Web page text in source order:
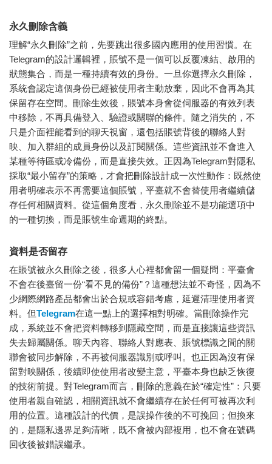
永久刪除含義
理解“永久刪除”之前，先要跳出很多國內應用的使用習慣。在
Telegram的設計邏輯裡，賬號不是一個可以反覆凍結、啟用的
狀態集合，而是一種持續有效的身份。一旦你選擇永久刪除，
系統會認定這個身份已經被使用者主動放棄，因此不會再為其
保留存在空間。刪除生效後，賬號本身會從伺服器的有效列表
中移除，不再具備登入、驗證或關聯的條件。隨之消失的，不
只是介面裡能看到的聊天視窗，還包括賬號背後的聯絡人對
映、加入群組的成員身份以及訂閱關係。這些資訊並不會進入
某種等待區或冷備份，而是直接失效。正因為Telegram對隱私
採取“最小留存”的策略，才會把刪除設計成一次性動作：既然使
用者明確表示不再需要這個賬號，平臺就不會替使用者繼續儲
存任何相關資料。從這個角度看，永久刪除並不是功能選項中
的一種切換，而是賬號生命週期的終點。
資料是否留存
在賬號被永久刪除之後，很多人心裡都會留一個疑問：平臺會
不會在後臺留一份“看不見的備份”？這種想法並不奇怪，因為不
少網際網路產品都會出於合規或容錯考慮，延遲清理使用者資
料。但Telegram在這一點上的選擇相對明確。當刪除操作完
成，系統並不會把資料轉移到隱藏空間，而是直接讓這些資訊
失去歸屬關係。聊天內容、聯絡人對應表、賬號標識之間的關
聯會被同步解除，不再被伺服器識別或呼叫。也正因為沒有保
留對映關係，後續即使使用者改變主意，平臺本身也缺乏恢復
的技術前提。對Telegram而言，刪除的意義在於“確定性”：只要
使用者親自確認，相關資訊就不會繼續存在於任何可被再次利
用的位置。這種設計的代價，是誤操作後的不可挽回；但換來
的，是隱私邊界足夠清晰，既不會被內部複用，也不會在號碼
回收後被錯誤繼承。